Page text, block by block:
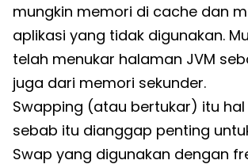
mungkin memori di cache dan
aplikasi yang tidak digunakan.
telah menukar halaman JVM
juga dari memori sekunder.
Swapping (atau bertukar) itu hal
sebab itu dianggap penting
Swap yang digunakan dengan